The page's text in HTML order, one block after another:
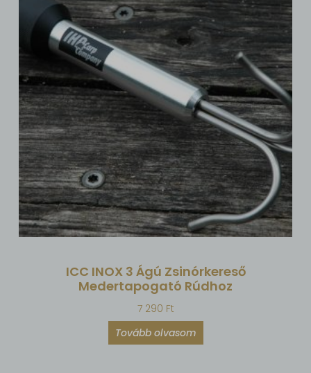
ICC INOX 3 Ágú Zsinórkereső
Medertapogató Rúdhoz
7 290 Ft
Tovább olvasom